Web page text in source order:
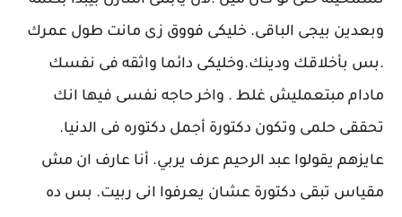
وبعدين بيجى الباقى. خليكى فووق زى مانت طول عمرك
.بس بأخلاقك ودينك.وخليكى دائما واثقه فى نفسك
مادام مبتعمليش غلط . واخر حاجه نفسى فيها انك
تحققى حلمى وتكون دكتورة أجمل دكتوره فى الدنيا.
عايزهم يقولوا عبد الرحيم عرف يربي. أنا عارف ان مش
مقياس تبقى دكتورة عشان يعرفوا انى ربيت. بس ده